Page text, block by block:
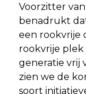
Voorzitter
benadrukt
een rookvrije
rookvrije
generatie vrij
zien we de
soort